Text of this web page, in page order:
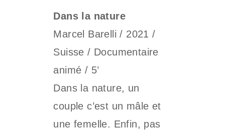
Dans la nature
Marcel Barelli / 2021 /
Suisse / Documentaire
animé / 5’
Dans la nature, un
couple c’est un mâle et
une femelle. Enfin, pas